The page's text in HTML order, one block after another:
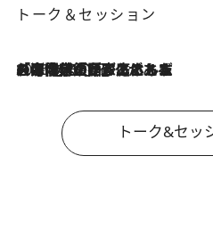
トーク＆セッション
2026.8.3
「今後値上げがあるとすれば…」「リスクがあるのは今年の冬」エネルギー専門家が語る、ホルムズ海峡封鎖が家庭にもたらす“ある心配”
トーク&セッ